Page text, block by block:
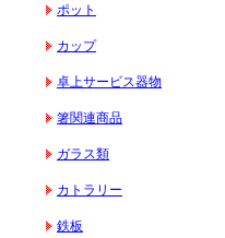
ポット
カップ
卓上サービス器物
箸関連商品
ガラス類
カトラリー
鉄板